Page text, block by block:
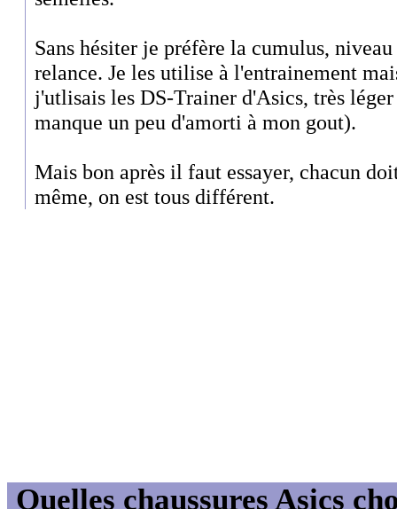
Sans hésiter je préfère la cumulus,
relance. Je les utilise à l'entrainement
j'utlisais les DS-Trainer d'Asics, très
manque un peu d'amorti à mon gout).
Mais bon après il faut essayer, chacun
même, on est tous différent.
Quelles chaussures Asics